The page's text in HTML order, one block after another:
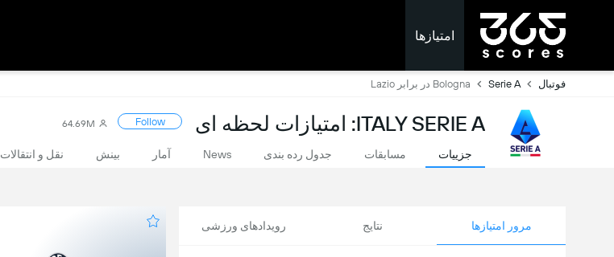
امتیازها
فوتبال Serie A Bologna در برابر Lazio
ITALY SERIE A: امتیازات لحظه ای Follow
64.69M
جزییات مسابقات جدول رده بندی News آمار بینش نقل و انتقالات
مرور امتیازها نتایج رویدادهای ورزشی